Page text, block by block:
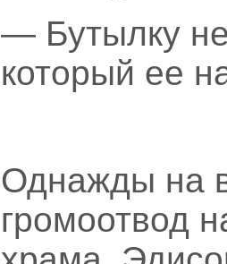
— Бутылку
который ее
Однажды на
громоотвод